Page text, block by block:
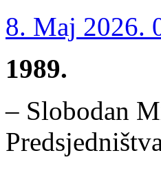
8. Maj 2026.
1989.
– Slobodan